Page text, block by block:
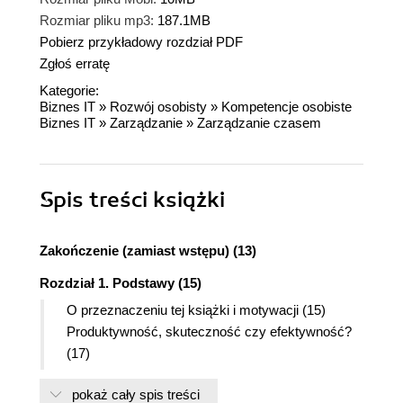
Rozmiar pliku mp3: 187.1MB
Pobierz przykładowy rozdział PDF
Zgłoś erratę
Kategorie:
Biznes IT » Rozwój osobisty » Kompetencje osobiste
Biznes IT » Zarządzanie » Zarządzanie czasem
Spis treści książki
Zakończenie (zamiast wstępu) (13)
Rozdział 1. Podstawy (15)
O przeznaczeniu tej książki i motywacji (15)
Produktywność, skuteczność czy efektywność?
(17)
Wielozadaniowość (19)
pokaż cały spis treści